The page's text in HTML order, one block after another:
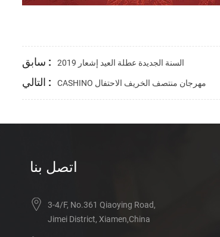
سابق : 2019 السنة الجديدة عطلة العيد إشعار
التالي : CASHINO مهرجان منتصف الخريف الاحتفال
اتصل بنا
3-4/F, No.361 Qiaoying Road,
Jimei District, Xiamen,China